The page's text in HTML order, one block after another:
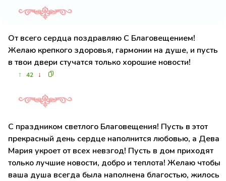
От всего сердца поздравляю С Благовещением!
Желаю крепкого здоровья, гармонии на душе, и пусть
в твои двери стучатся только хорошие новости!
↑ 42 ↓
С праздником светлого Благовещения! Пусть в этот
прекрасный день сердце наполнится любовью, а Дева
Мария укроет от всех невзгод! Пусть в дом приходят
только лучшие новости, добро и теплота! Желаю чтобы
ваша душа всегда была наполнена благостью, жилось